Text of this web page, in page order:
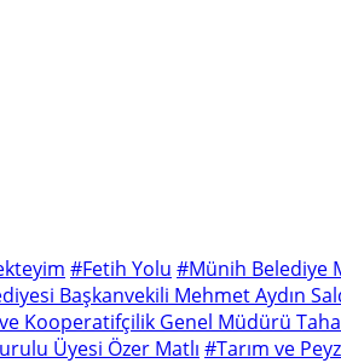
#Fetih Yolu #Münih Belediye
Başkanvekili Mehmet Aydın
Kooperatifçilik Genel Müdürü
Üyesi Özer Matlı #Tarım ve